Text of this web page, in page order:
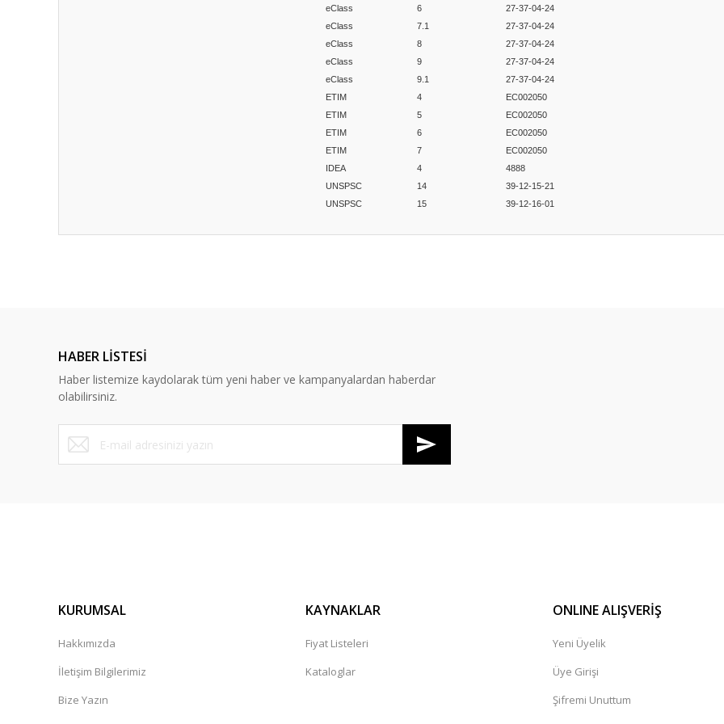
eClass
6
27-37-04-24
eClass
7.1
27-37-04-24
eClass
8
27-37-04-24
eClass
9
27-37-04-24
eClass
9.1
27-37-04-24
ETIM
4
EC002050
ETIM
5
EC002050
ETIM
6
EC002050
ETIM
7
EC002050
IDEA
4
4888
UNSPSC
14
39-12-15-21
UNSPSC
15 39-12-16-01
Ürün bilgilerinde hatalar bulunuyor.
Ürün fiyatı diğer sitelerden daha pahalı.
HABER LİSTESİ
Haber listemize kaydolarak tüm yeni haber ve kampanyalardan haberdar
olabilirsiniz.
KURUMSAL
Hakkımızda
İletişim Bilgilerimiz
Bize Yazın
KAYNAKLAR
Fiyat Listeleri
Kataloglar
ONLINE ALIŞVERİŞ
Yeni Üyelik
Üye Girişi
Şifremi Unuttum